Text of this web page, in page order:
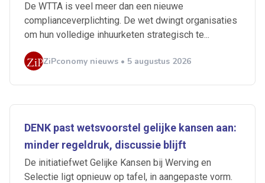
De WTTA is veel meer dan een nieuwe
complianceverplichting. De wet dwingt organisaties
om hun volledige inhuurketen strategisch te...
ZiPconomy nieuws • 5 augustus 2026
DENK past wetsvoorstel gelijke kansen aan:
minder regeldruk, discussie blijft
De initiatiefwet Gelijke Kansen bij Werving en
Selectie ligt opnieuw op tafel, in aangepaste vorm.